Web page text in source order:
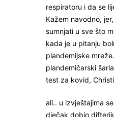
respiratoru i da se
Kažem navodno,
sumnjati u sve što
kada je u pitanju
plandemijske
plandemičarski
test za kovid,
ali.. u izvještajima
dječak dobio